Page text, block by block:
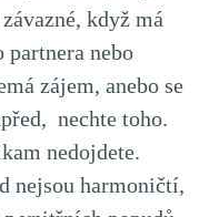
když má
nebo
zájem, anebo se
nechte toho.
nedojdete.
nejsou harmoničtí,